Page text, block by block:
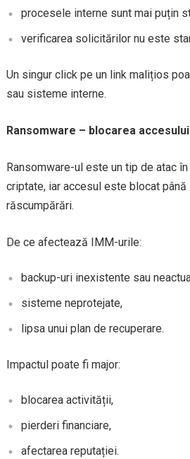
procesele interne sunt mai puțin
verificarea solicitărilor nu este
Un singur click pe un link malițios
sau sisteme interne.
Ransomware – blocarea
Ransomware-ul este un tip de atac
criptate, iar accesul este blocat până
răscumpărări.
De ce afectează IMM-urile:
backup-uri inexistente sau
sisteme neprotejate,
lipsa unui plan de recuperare.
Impactul poate fi major:
blocarea activității,
pierderi financiare,
afectarea reputației.